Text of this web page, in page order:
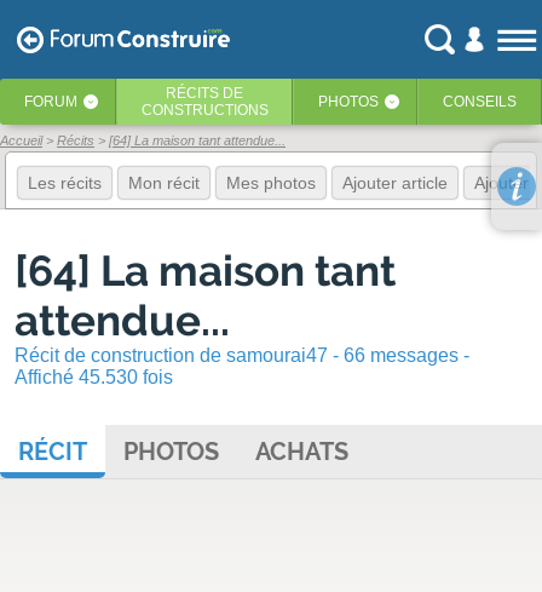
FORUM ‹ RÉCITS DE
CONSTRUCTIONS
PHOTOS ‹ CONSEILS
Accueil Récits [64] La maison tant attendue...
Les récits Mon récit Mes photos Ajouter article Ajouter
[64] La maison tant
attendue...
Récit de construction de samourai47 - 66 messages -
Affiché 45.530 fois
RÉCIT PHOTOS ACHATS